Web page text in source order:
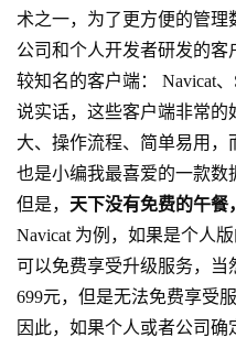
术之一，为了更方便的管
公司和个人开发者研发的
较知名的客户端： Navicat、
说实话，这些客户端非常的
大、操作流程、简单易用，
也是小编我最喜爱的一款数
但是， 天下没有免费的午餐
Navicat 为例，如果是个人
可以免费享受升级服务，当
699元，但是无法免费享受
因此，如果个人或者公司确